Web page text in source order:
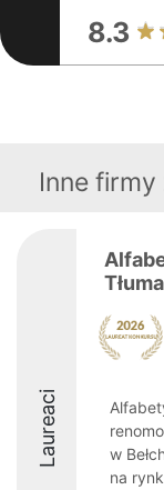
8.3
Inne
Laureaci
w
na